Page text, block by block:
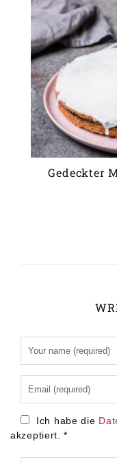
Gedeckter
Ich habe die
akzeptiert.
*